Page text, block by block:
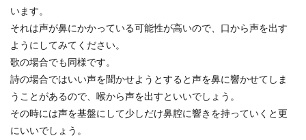
いて。
のを用意する必要がありますよね。 その中で
います。
それは声が鼻にかかっている可能性が高いので、口から声を出す
ようにしてみてください。
歌の場合でも同様です。
詩の場合ではいい声を聞かせようとすると声を鼻に響かせてしま
うことがあるので、喉から声を出すといいでしょう。
その時には声を基盤にして少しだけ鼻腔に響きを持っていくと更
にいいでしょう。